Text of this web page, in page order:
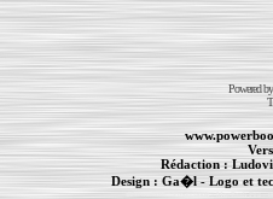
Powered
Rédaction :
Design : Ga�l- Logo et
MacBook Pro -